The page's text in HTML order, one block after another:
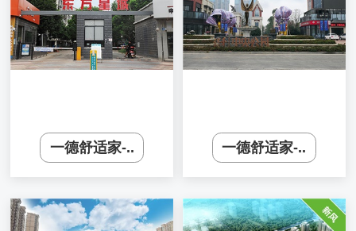
一德舒适家-.. 一德舒适家-..